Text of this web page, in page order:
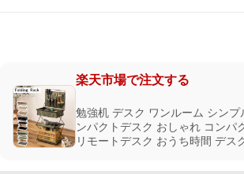
楽天市場で注文する
勉強机 デスク ワンルーム シンプ
ンパクトデスク おしゃれ コンパ
リモートデスク おうち時間 デス